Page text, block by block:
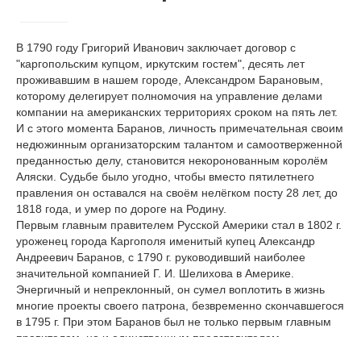
В 1790 году Григорий Иванович заключает договор с
"каргопольским купцом, иркутским гостем", десять лет
проживавшим в нашем городе, Александром Барановым,
которому делегирует полномочия на управление делами
компании на американских территориях сроком на пять лет.
И с этого момента Баранов, личность примечательная своим
недюжинным организаторским талантом и самоотверженной
преданностью делу, становится некоронованным королём
Аляски. Судьбе было угодно, чтобы вместо пятилетнего
правления он оставался на своём нелёгком посту 28 лет, до
1818 года, и умер по дороге на Родину.
Первым главным правителем Русской Америки стал в 1802 г.
уроженец города Каргополя именитый купец Александр
Андреевич Баранов, с 1790 г. руководивший наиболее
значительной компанией Г. И. Шелихова в Америке.
Энергичный и непреклонный, он сумел воплотить в жизнь
многие проекты своего патрона, безвременно скончавшегося
в 1795 г. При этом Баранов был не только первым главным